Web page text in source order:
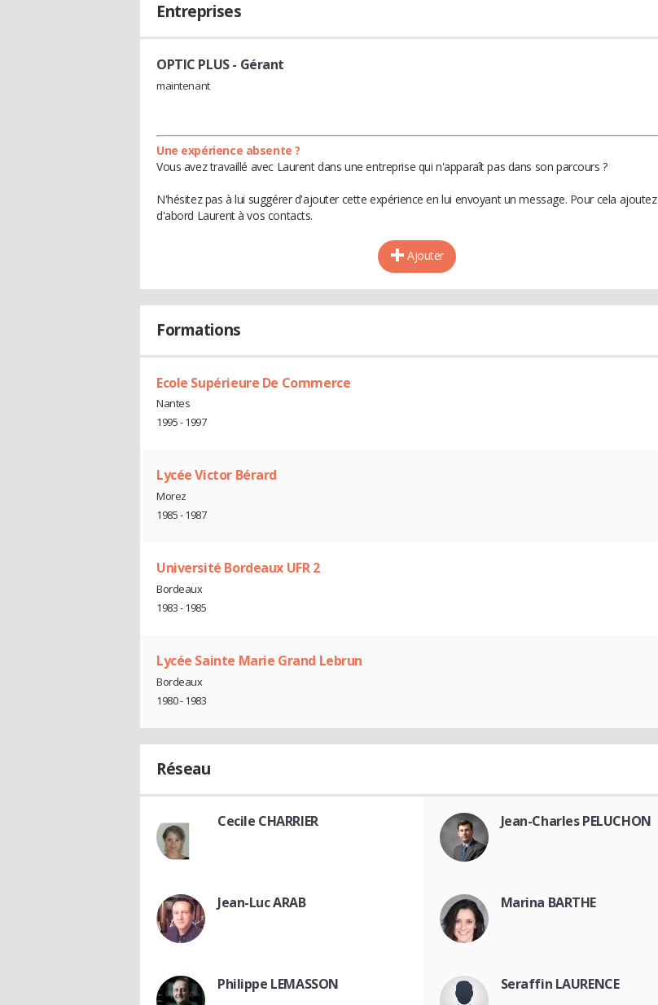
Entreprises
OPTIC PLUS- Gérant
maintenant
Une expérience absente ?
Vous avez travaillé avec Laurent dans une entreprise qui n'apparaît pas dans son parcours ?
N'hésitez pas à lui suggérer d'ajouter cette expérience en lui envoyant un message. Pour cela ajoutez
d'abord Laurent à vos contacts.
Ajouter
Formations
Ecole Supérieure De Commerce
Nantes
1995 - 1997
Lycée Victor Bérard
Morez
1985 - 1987
Université Bordeaux UFR 2
Bordeaux
1983 - 1985
Lycée Sainte Marie Grand Lebrun
Bordeaux
1980 - 1983
Réseau
Cecile CHARRIER Jean-Charles PELUCHON
Jean-Luc ARAB Marina BARTHE
Philippe LEMASSON Seraffin LAURENCE